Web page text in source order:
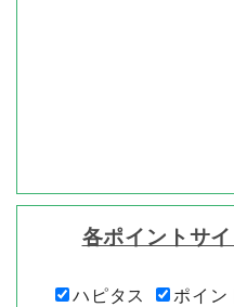
各ポイントサ
ハピタス ポイン